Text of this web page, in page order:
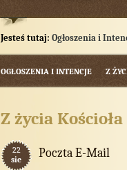
Jesteś tutaj: Ogłoszenia i
OGŁOSZENIA I INTENCJE Z
Z życia Kościoła
22
sie
Poczta E-Mail